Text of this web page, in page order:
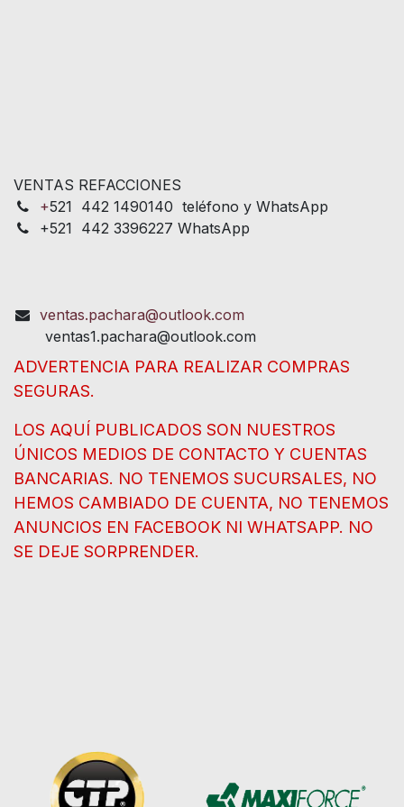
VENTAS REFACCIONES
+521 442 1490140 teléfono y WhatsApp
+521 442 3396227 WhatsApp
ventas.pachara@outlook.com
ventas1.pachara@outlook.com
ADVERTENCIA PARA REALIZAR COMPRAS
SEGURAS.
LOS AQUÍ PUBLICADOS SON NUESTROS
ÚNICOS MEDIOS DE CONTACTO Y CUENTAS
BANCARIAS. NO TENEMOS SUCURSALES, NO
HEMOS CAMBIADO DE CUENTA, NO TENEMOS
ANUNCIOS EN FACEBOOK NI WHATSAPP. NO
SE DEJE SORPRENDER.